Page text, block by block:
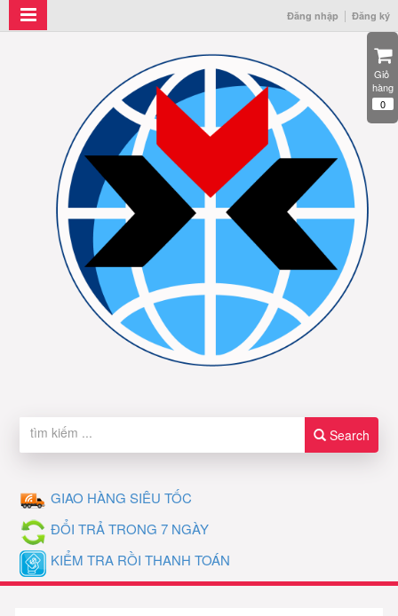
Đăng nhập Đăng ký
Search
GIAO HÀNG SIÊU TỐC
ĐỔI TRẢ TRONG 7 NGÀY
KIỂM TRA RỒI THANH TOÁN
Giỏ
hàng
0